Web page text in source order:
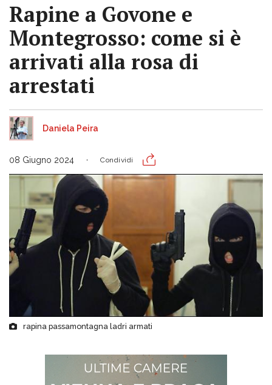
Rapine a Govone e
Montegrosso: come si è
arrivati alla rosa di
arrestati
Daniela Peira
08 Giugno 2024 Condividi
rapina passamontagna ladri armati